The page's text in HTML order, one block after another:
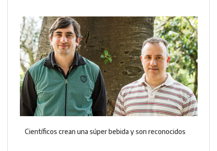
Científicos crean una súper bebida y son reconocidos